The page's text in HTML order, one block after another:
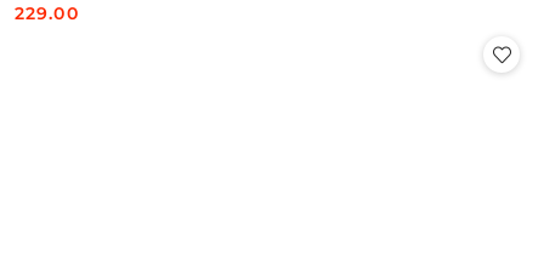
Cena:
229.00